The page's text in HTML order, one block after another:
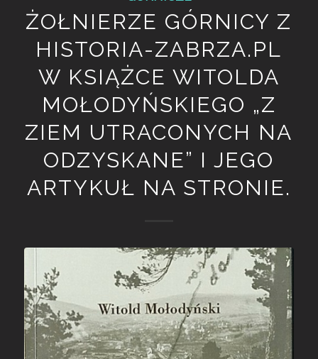
ŻOŁNIERZE GÓRNICY Z
HISTORIA-ZABRZA.PL
W KSIĄŻCE WITOLDA
MOŁODYŃSKIEGO „Z
ZIEM UTRACONYCH NA
ODZYSKANE” I JEGO
ARTYKUŁ NA STRONIE.